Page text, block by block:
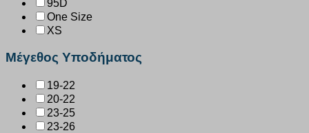
95D
One Size
XS
Μέγεθος Υποδήματος
19-22
20-22
23-25
23-26